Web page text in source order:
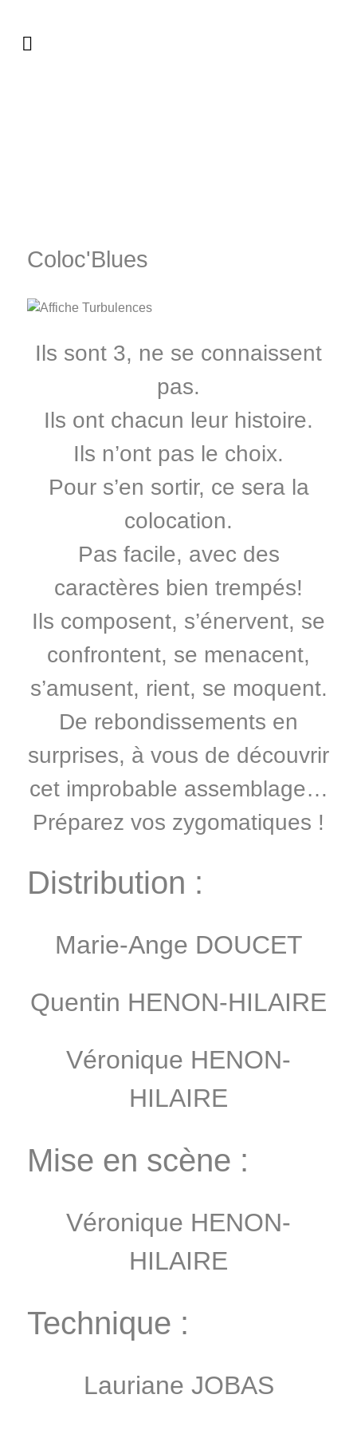
Coloc'Blues
Ils sont 3, ne se connaissent
pas.
Ils ont chacun leur histoire.
Ils n’ont pas le choix.
Pour s’en sortir, ce sera la
colocation.
Pas facile, avec des
caractères bien trempés!
Ils composent, s’énervent, se
confrontent, se menacent,
s’amusent, rient, se moquent.
De rebondissements en
surprises, à vous de découvrir
cet improbable assemblage…
Préparez vos zygomatiques !
Distribution :
Marie-Ange DOUCET
Quentin HENON-HILAIRE
Véronique HENON-
HILAIRE
Mise en scène :
Véronique HENON-
HILAIRE
Technique :
Lauriane JOBAS